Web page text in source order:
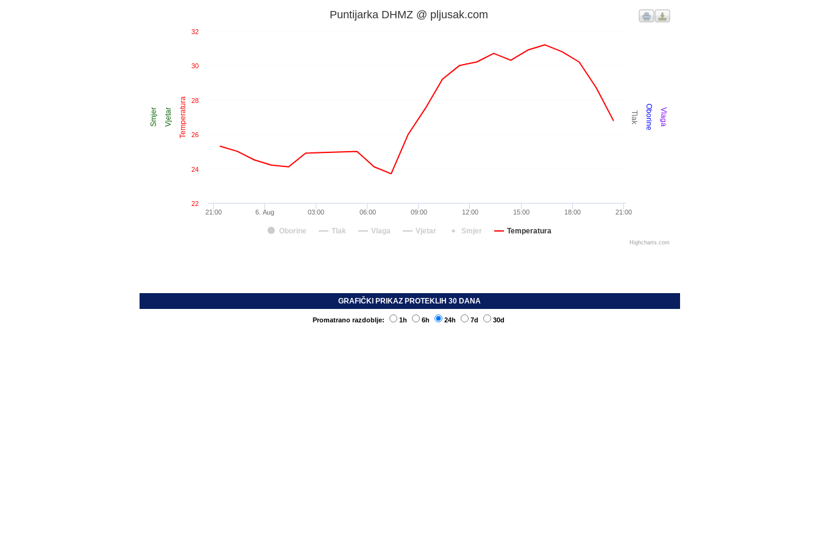
Temperatura
Vjetar Tlak Oborine Vlaga
Smjer
Puntijarka DHMZ @ pljusak.com
Oborine Tlak Vlaga Vjetar Smjer Temperatura
21:00 6. Aug 03:00 06:00 09:00 12:00 15:00 18:00 21:00
22
24
26
28
30
32
Highcharts.com
GRAFIČKI PRIKAZ PROTEKLIH 30 DANA
Promatrano razdoblje: 1h 6h 24h 7d 30d